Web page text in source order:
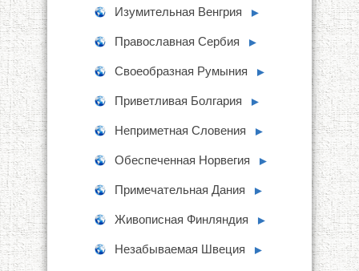
Изумительная Венгрия ►
Православная Сербия ►
Своеобразная Румыния ►
Приветливая Болгария ►
Неприметная Словения ►
Обеспеченная Норвегия ►
Примечательная Дания ►
Живописная Финляндия ►
Незабываемая Швеция ►